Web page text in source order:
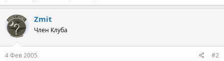
Zmit
Член Клуба
4 Фев 2005 #2